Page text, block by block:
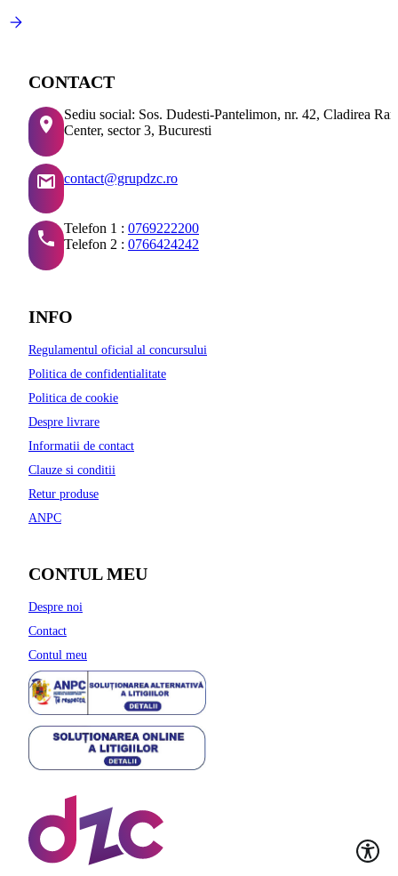
CONTACT
Sediu social: Sos. Dudesti-Pantelimon, nr. 42, Cladirea
Center, sector 3, Bucuresti
contact@grupdzc.ro
Telefon 1 : 0769222200
Telefon 2 : 0766424242
INFO
Regulamentul oficial al concursului
Politica de confidentialitate
Politica de cookie
Despre livrare
Informatii de contact
Clauze si conditii
Retur produse
ANPC
CONTUL MEU
Despre noi
Contact
Contul meu